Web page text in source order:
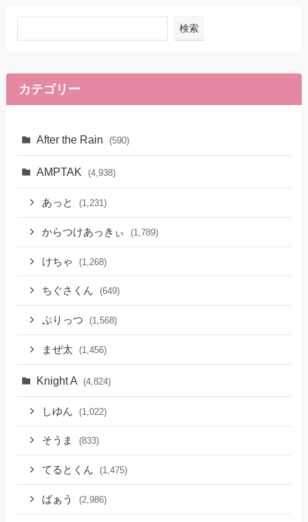
検索
カテゴリー
After the Rain (590)
AMPTAK (4,938)
あっと (1,231)
からつけあっきぃ (1,789)
けちゃ (1,268)
ちぐさくん (649)
ぷりっつ (1,568)
まぜ太 (1,456)
Knight A (4,824)
しゆん (1,022)
そうま (833)
てるとくん (1,475)
ばぁう (2,986)